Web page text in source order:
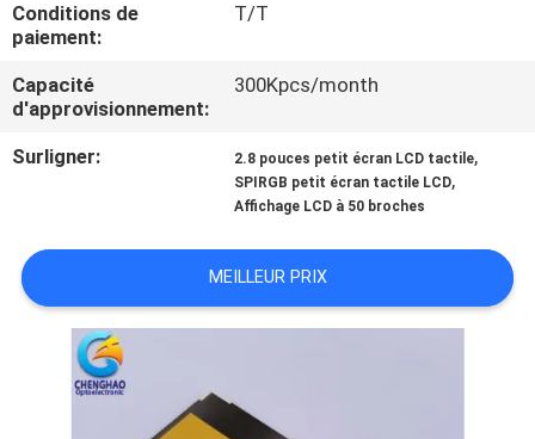
NOUS
CONTACTER
DEMANDEZ
PLAN
DU
Conditions de
paiement:
T/T
Capacité
d'approvisionnement:
300Kpcs/month
Surligner: 2.8 pouces petit écran LCD tactile,
SPIRGB petit écran tactile LCD,
Affichage LCD à 50 broches
MEILLEUR PRIX